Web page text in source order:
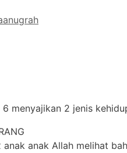
6 menyajikan 2 jenis
anak Allah melihat